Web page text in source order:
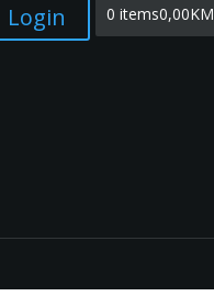
Login 0 items0,00KM